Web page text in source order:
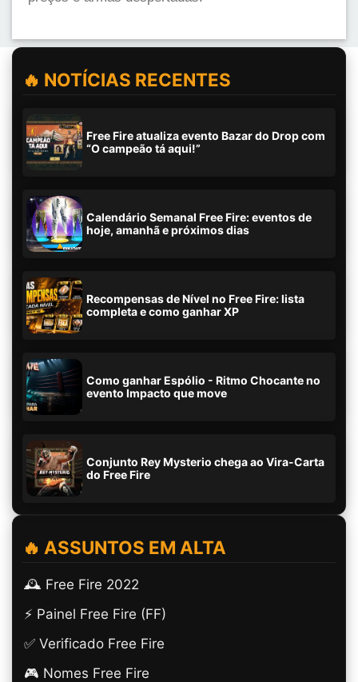
🔥 NOTÍCIAS RECENTES
Free Fire atualiza evento Bazar do Drop com
“O campeão tá aqui!”
Calendário Semanal Free Fire: eventos de
hoje, amanhã e próximos dias
Recompensas de Nível no Free Fire: lista
completa e como ganhar XP
Como ganhar Espólio - Ritmo Chocante no
evento Impacto que move
Conjunto Rey Mysterio chega ao Vira-Carta
do Free Fire
🔥 ASSUNTOS EM ALTA
🕰️ Free Fire 2022
⚡ Painel Free Fire (FF)
✅ Verificado Free Fire
🎮 Nomes Free Fire